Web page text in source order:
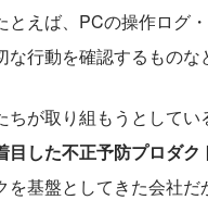
とえば、PCの操作ログ
行動を確認するものな
が取り組もうとしてい
目した不正予防プロダク
を基盤としてきた会社